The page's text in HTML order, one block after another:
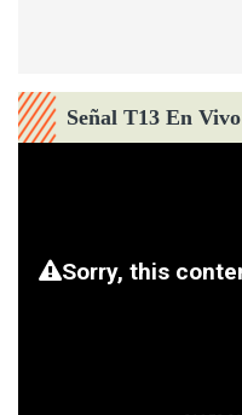
Señal T13 En Vivo